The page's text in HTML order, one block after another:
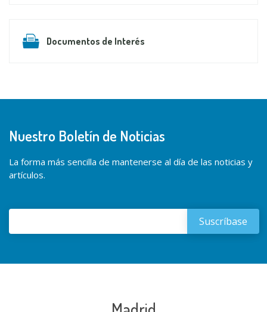
Documentos de Interés
Nuestro Boletín de Noticias
La forma más sencilla de mantenerse al día de las noticias y
artículos.